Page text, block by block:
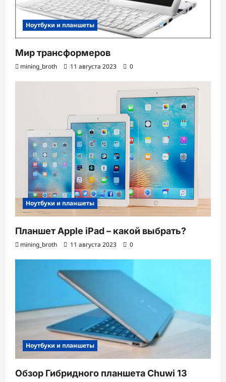
Ноутбуки и планшеты
Мир трансформеров
mining_broth 11 августа 2023 0
Ноутбуки и планшеты
Планшет Apple iPad – какой выбрать?
mining_broth 11 августа 2023 0
Ноутбуки и планшеты
Обзор Гибридного планшета Chuwi 13